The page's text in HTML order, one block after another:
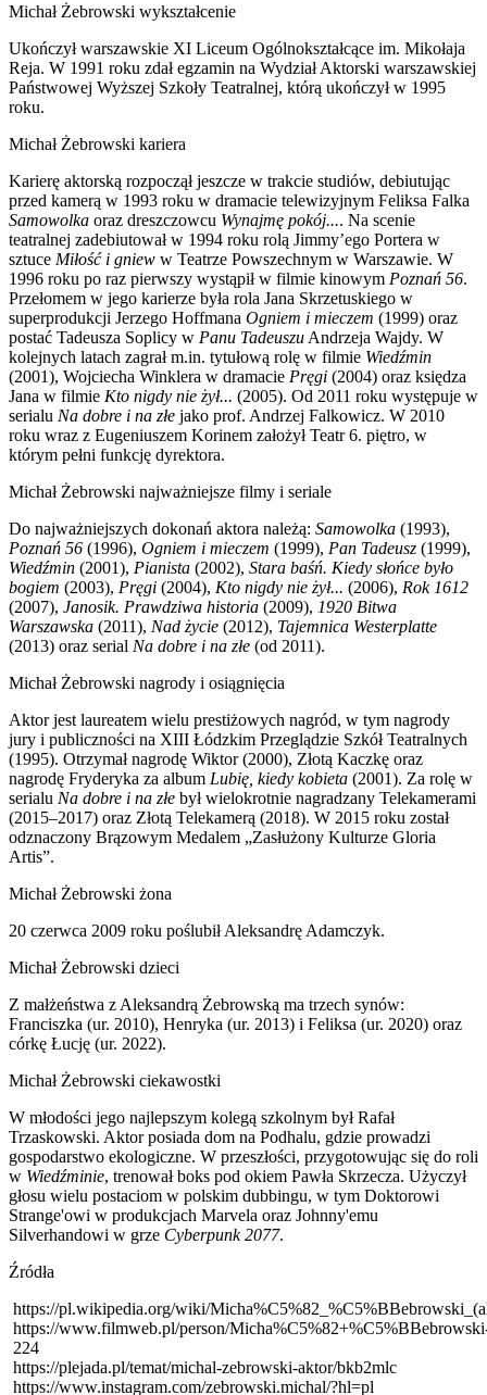
Michał Żebrowski wykształcenie
Ukończył warszawskie XI Liceum Ogólnokształcące im. Mikołaja
Reja. W 1991 roku zdał egzamin na Wydział Aktorski warszawskiej
Państwowej Wyższej Szkoły Teatralnej, którą ukończył w 1995
roku.
Michał Żebrowski kariera
Karierę aktorską rozpoczął jeszcze w trakcie studiów, debiutując
przed kamerą w 1993 roku w dramacie telewizyjnym Feliksa Falka
Samowolka oraz dreszczowcu Wynajmę pokój.... Na scenie
teatralnej zadebiutował w 1994 roku rolą Jimmy’ego Portera w
sztuce Miłość i gniew w Teatrze Powszechnym w Warszawie. W
1996 roku po raz pierwszy wystąpił w filmie kinowym Poznań 56.
Przełomem w jego karierze była rola Jana Skrzetuskiego w
superprodukcji Jerzego Hoffmana Ogniem i mieczem (1999) oraz
postać Tadeusza Soplicy w Panu Tadeuszu Andrzeja Wajdy. W
kolejnych latach zagrał m.in. tytułową rolę w filmie Wiedźmin
(2001), Wojciecha Winklera w dramacie Pręgi (2004) oraz księdza
Jana w filmie Kto nigdy nie żył... (2005). Od 2011 roku występuje w
serialu Na dobre i na złe jako prof. Andrzej Falkowicz. W 2010
roku wraz z Eugeniuszem Korinem założył Teatr 6. piętro, w
którym pełni funkcję dyrektora.
Michał Żebrowski najważniejsze filmy i seriale
Do najważniejszych dokonań aktora należą: Samowolka (1993),
Poznań 56 (1996), Ogniem i mieczem (1999), Pan Tadeusz (1999),
Wiedźmin (2001), Pianista (2002), Stara baśń. Kiedy słońce było
bogiem (2003), Pręgi (2004), Kto nigdy nie żył... (2006), Rok 1612
(2007), Janosik. Prawdziwa historia (2009), 1920 Bitwa
Warszawska (2011), Nad życie (2012), Tajemnica Westerplatte
(2013) oraz serial Na dobre i na złe (od 2011).
Michał Żebrowski nagrody i osiągnięcia
Aktor jest laureatem wielu prestiżowych nagród, w tym nagrody
jury i publiczności na XIII Łódzkim Przeglądzie Szkół Teatralnych
(1995). Otrzymał nagrodę Wiktor (2000), Złotą Kaczkę oraz
nagrodę Fryderyka za album Lubię, kiedy kobieta (2001). Za rolę w
serialu Na dobre i na złe był wielokrotnie nagradzany Telekamerami
(2015–2017) oraz Złotą Telekamerą (2018). W 2015 roku został
odznaczony Brązowym Medalem „Zasłużony Kulturze Gloria
Artis”.
Michał Żebrowski żona
20 czerwca 2009 roku poślubił Aleksandrę Adamczyk.
Michał Żebrowski dzieci
Z małżeństwa z Aleksandrą Żebrowską ma trzech synów:
Franciszka (ur. 2010), Henryka (ur. 2013) i Feliksa (ur. 2020) oraz
córkę Łucję (ur. 2022).
Michał Żebrowski ciekawostki
W młodości jego najlepszym kolegą szkolnym był Rafał
Trzaskowski. Aktor posiada dom na Podhalu, gdzie prowadzi
gospodarstwo ekologiczne. W przeszłości, przygotowując się do roli
w Wiedźminie, trenował boks pod okiem Pawła Skrzecza. Użyczył
głosu wielu postaciom w polskim dubbingu, w tym Doktorowi
Strange'owi w produkcjach Marvela oraz Johnny'emu
Silverhandowi w grze Cyberpunk 2077.
Źródła
https://pl.wikipedia.org/wiki/
https://www.filmweb.pl/person/
224
https://plejada.pl/temat/michal-zebrowski-aktor/bkb2mlc
https://www.instagram.com/zebrowski.michal/?hl=pl